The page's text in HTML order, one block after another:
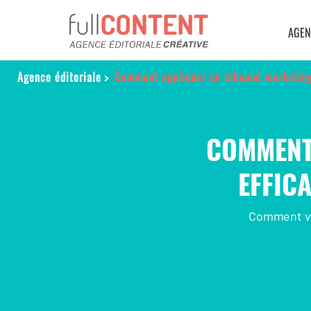
Agence éditoriale > Comment appliquer un inbound
Comment